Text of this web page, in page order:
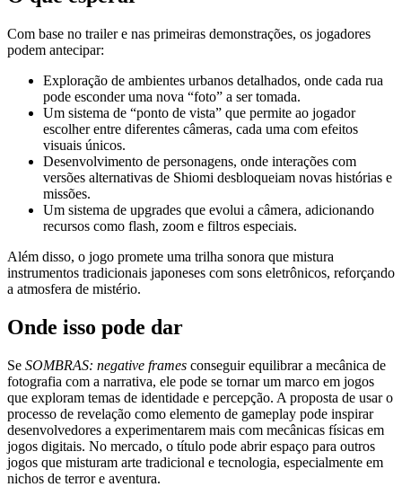
Com base no trailer e nas primeiras demonstrações, os jogadores
podem antecipar:
Exploração de ambientes urbanos detalhados, onde cada rua
pode esconder uma nova “foto” a ser tomada.
Um sistema de “ponto de vista” que permite ao jogador
escolher entre diferentes câmeras, cada uma com efeitos
visuais únicos.
Desenvolvimento de personagens, onde interações com
versões alternativas de Shiomi desbloqueiam novas histórias e
missões.
Um sistema de upgrades que evolui a câmera, adicionando
recursos como flash, zoom e filtros especiais.
Além disso, o jogo promete uma trilha sonora que mistura
instrumentos tradicionais japoneses com sons eletrônicos, reforçando
a atmosfera de mistério.
Onde isso pode dar
Se SOMBRAS: negative frames conseguir equilibrar a mecânica de
fotografia com a narrativa, ele pode se tornar um marco em jogos
que exploram temas de identidade e percepção. A proposta de usar o
processo de revelação como elemento de gameplay pode inspirar
desenvolvedores a experimentarem mais com mecânicas físicas em
jogos digitais. No mercado, o título pode abrir espaço para outros
jogos que misturam arte tradicional e tecnologia, especialmente em
nichos de terror e aventura.